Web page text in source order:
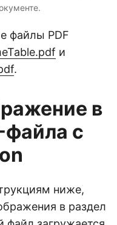
файлы PDF
и
.
в
файла с
ниже,
в раздел